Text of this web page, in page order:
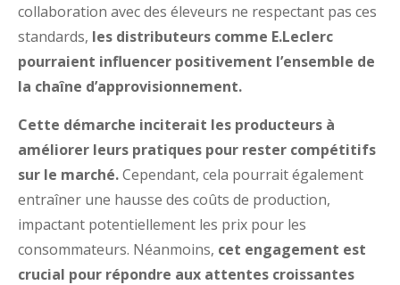
collaboration avec des éleveurs ne respectant pas ces
standards, les distributeurs comme E.Leclerc
pourraient influencer positivement l’ensemble de
la chaîne d’approvisionnement.
Cette démarche inciterait les producteurs à
améliorer leurs pratiques pour rester compétitifs
sur le marché.Cependant, cela pourrait également
entraîner une hausse des coûts de production,
impactant potentiellement les prix pour les
consommateurs. Néanmoins, cet engagement est
crucial pour répondre aux attentes croissantes